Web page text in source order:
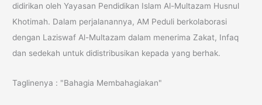
didirikan oleh Yayasan Pendidikan Islam Al-Multazam Husnul
Khotimah. Dalam perjalanannya, AM Peduli berkolaborasi
dengan Laziswaf Al-Multazam dalam menerima Zakat, Infaq
dan sedekah untuk didistribusikan kepada yang berhak.
Taglinenya : "Bahagia Membahagiakan"